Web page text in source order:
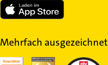
Mehrfach ausgezeichnet